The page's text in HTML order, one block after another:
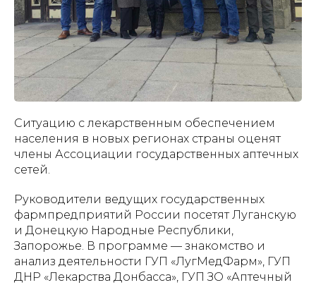
Ситуацию с лекарственным обеспечением
населения в новых регионах страны оценят
члены Ассоциации государственных аптечных
сетей.
Руководители ведущих государственных
фармпредприятий России посетят Луганскую
и Донецкую Народные Республики,
Запорожье. В программе — знакомство и
анализ деятельности ГУП «ЛугМедФарм», ГУП
ДНР «Лекарства Донбасса», ГУП ЗО «Аптечный